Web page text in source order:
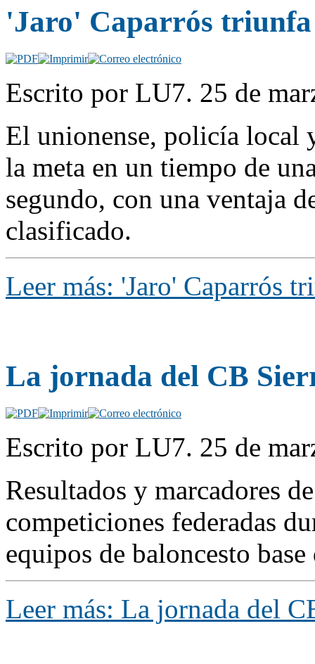
'Jaro' Caparrós
Escrito por LU7. 25 de
El unionense, policía local
la meta en un tiempo de
segundo, con una ventaja
clasificado.
Leer más: 'Jaro' Caparrós
La jornada del CB
Escrito por LU7. 25 de
Resultados y marcadores
competiciones federadas
equipos de baloncesto
Leer más: La jornada del